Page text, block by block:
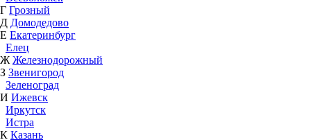
Г Грозный
Д Домодедово
Е Екатеринбург
Елец
Ж Железнодорожный
З Звенигород
Зеленоград
И Ижевск
Иркутск
Истра
К Казань